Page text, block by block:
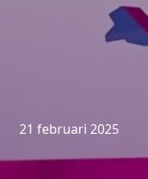
21 februari 2025